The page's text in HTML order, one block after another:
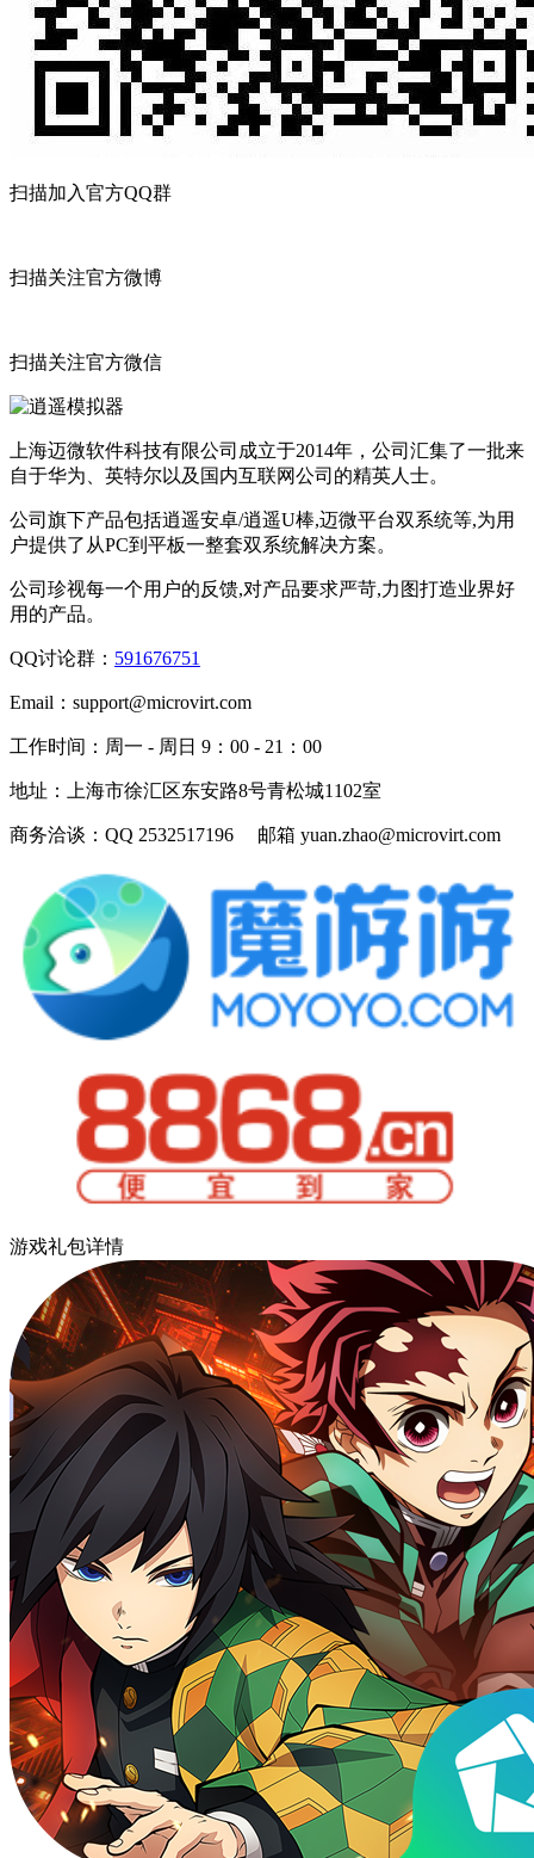
扫描加入官方QQ群
扫描关注官方微博
扫描关注官方微信
上海迈微软件科技有限公司成立于2014年，公司汇集了一批来
自于华为、英特尔以及国内互联网公司的精英人士。
公司旗下产品包括逍遥安卓/逍遥U棒,迈微平台双系统等,为用
户提供了从PC到平板一整套双系统解决方案。
公司珍视每一个用户的反馈,对产品要求严苛,力图打造业界好
用的产品。
QQ讨论群： 591676751
Email： support@microvirt.com
工作时间： 周一 - 周日 9：00 - 21：00
地址： 上海市徐汇区东安路8号青松城1102室
商务洽谈： QQ 2532517196 邮箱 yuan.zhao@microvirt.com
游戏礼包详情